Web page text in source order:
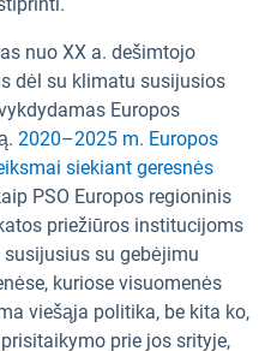
nuo XX a. dešimtojo
dėl su klimatu susijusios
Europos
2020–2025 m. Europos
siekiant geresnės
PSO Europos regioninis
priežiūros institucijoms
su gebėjimu
kuriose visuomenės
viešąja politika, be kita ko,
prie jos srityje,